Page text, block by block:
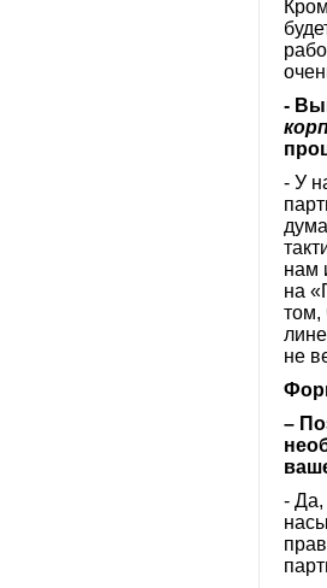
-
- У
нам
на
том,
не
–
- Да,